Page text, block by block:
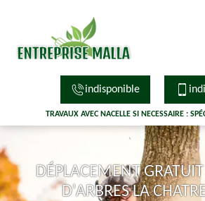
indisponible
TRAVAUX AVEC NACELLE SI NECESSAIRE :
DÉPLACEMENT
D'ARBRES LA